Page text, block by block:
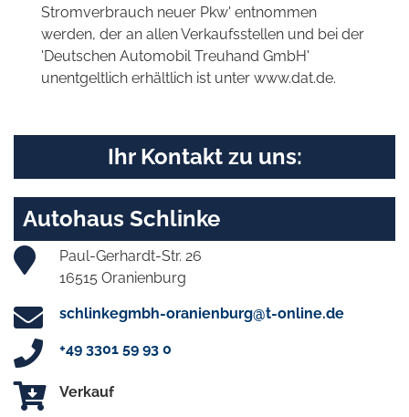
Stromverbrauch neuer Pkw' entnommen
werden, der an allen Verkaufsstellen und bei der
'Deutschen Automobil Treuhand GmbH'
unentgeltlich erhältlich ist unter www.dat.de.
Ihr Kontakt zu uns:
Autohaus Schlinke
Paul-Gerhardt-Str. 26
16515 Oranienburg
schlinkegmbh-oranienburg@t-online.de
+49 3301 59 93 0
Verkauf